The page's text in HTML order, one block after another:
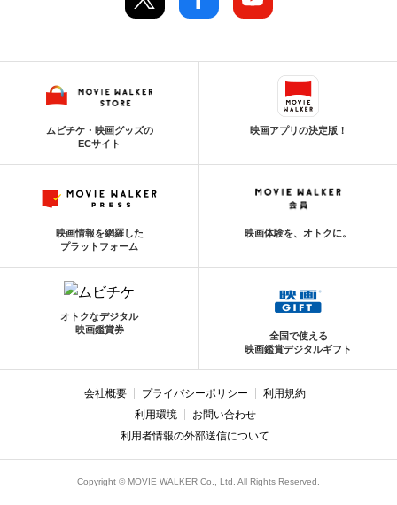
ムビチケ・映画グッズの
ECサイト
映画アプリの決定版！
映画情報を網羅した
プラットフォーム
映画体験を、オトクに。
オトクなデジタル
映画鑑賞券
全国で使える
映画鑑賞デジタルギフト
会社概要 プライバシーポリシー
利用規約
利用環境
お問い合わせ
利用者情報の外部送信について
Copyright © MOVIE WALKER Co., Ltd. All Rights Reserved.